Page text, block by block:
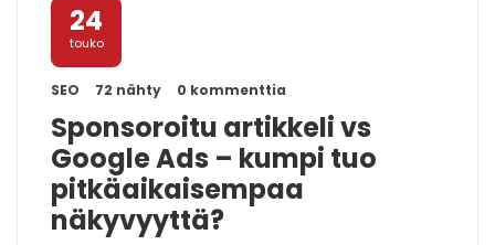
24
touko
SEO 72 nähty 0 kommenttia
Sponsoroitu artikkeli vs
Google Ads – kumpi tuo
pitkäaikaisempaa
näkyvyyttä?